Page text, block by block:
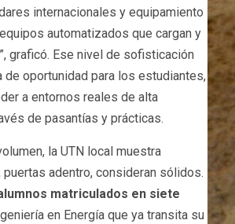
internacionales y equipamiento
equipos automatizados que cargan y
graficó. Ese nivel de sofisticación
de oportunidad para los estudiantes,
a entornos reales de alta
de pasantías y prácticas.
la UTN local muestra
puertas adentro, consideran sólidos.
matriculados en siete
en Energía que ya transita su